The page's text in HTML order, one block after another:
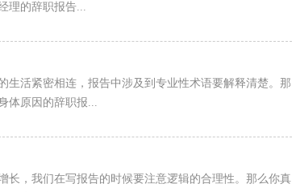
理的辞职报告...
生活紧密相连，报告中涉及到专业性术语要解释清楚。那
体原因的辞职报...
长，我们在写报告的时候要注意逻辑的合理性。那么你真